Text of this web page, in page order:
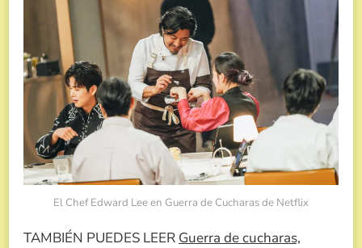
El Chef Edward Lee en Guerra de Cucharas de Netflix
TAMBIÉN PUEDES LEER Guerra de cucharas,